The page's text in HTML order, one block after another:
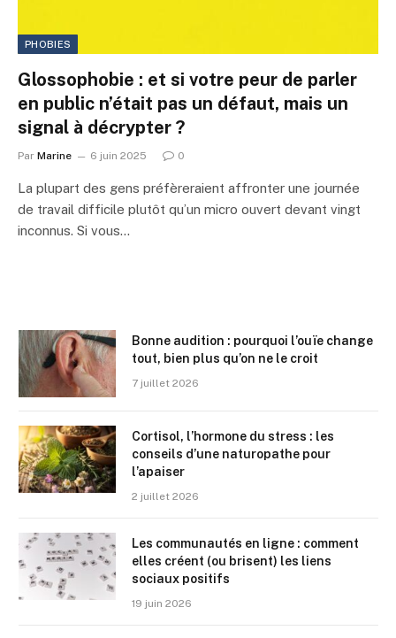
PHOBIES
Glossophobie : et si votre peur de parler
en public n’était pas un défaut, mais un
signal à décrypter ?
Par Marine 6 juin 2025 0
La plupart des gens préfèreraient affronter une journée
de travail difficile plutôt qu’un micro ouvert devant vingt
inconnus. Si vous…
Bonne audition : pourquoi l’ouïe change
tout, bien plus qu’on ne le croit
7 juillet 2026
Cortisol, l’hormone du stress : les
conseils d’une naturopathe pour
l’apaiser
2 juillet 2026
Les communautés en ligne : comment
elles créent (ou brisent) les liens
sociaux positifs
19 juin 2026